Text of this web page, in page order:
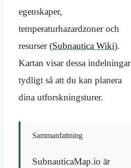
egenskaper,
temperaturhazardzoner och
resurser (Subnautica Wiki).
Kartan visar dessa indelningar
tydligt så att du kan planera
dina utforskningsturer.
Sammanfattning
SubnauticaMap.io är